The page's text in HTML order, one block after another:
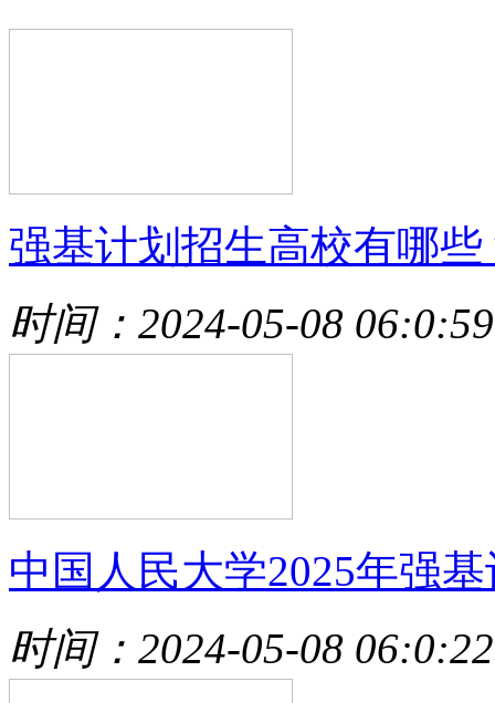
强基计划招生高校有哪些
时间：2024-05-08 06:0:59
中国人民大学2025年强
时间：2024-05-08 06:0:22